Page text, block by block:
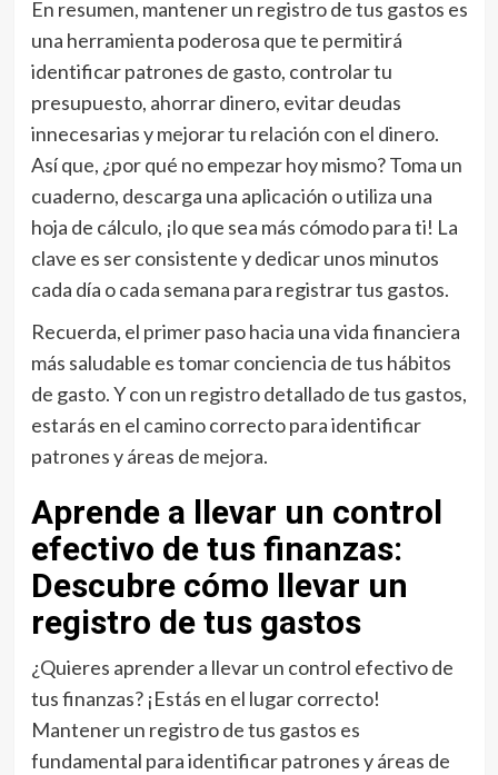
En resumen, mantener un registro de tus gastos es
una herramienta poderosa que te permitirá
identificar patrones de gasto, controlar tu
presupuesto, ahorrar dinero, evitar deudas
innecesarias y mejorar tu relación con el dinero.
Así que, ¿por qué no empezar hoy mismo? Toma un
cuaderno, descarga una aplicación o utiliza una
hoja de cálculo, ¡lo que sea más cómodo para ti! La
clave es ser consistente y dedicar unos minutos
cada día o cada semana para registrar tus gastos.
Recuerda, el primer paso hacia una vida financiera
más saludable es tomar conciencia de tus hábitos
de gasto. Y con un registro detallado de tus gastos,
estarás en el camino correcto para identificar
patrones y áreas de mejora.
Aprende a llevar un control
efectivo de tus finanzas:
Descubre cómo llevar un
registro de tus gastos
¿Quieres aprender a llevar un control efectivo de
tus finanzas? ¡Estás en el lugar correcto!
Mantener un registro de tus gastos es
fundamental para identificar patrones y áreas de